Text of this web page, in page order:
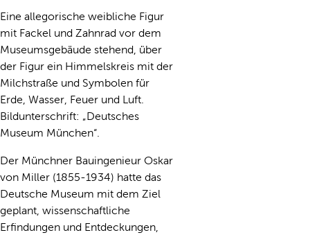
Eine allegorische weibliche Figur
mit Fackel und Zahnrad vor dem
Museumsgebäude stehend, über
der Figur ein Himmelskreis mit der
Milchstraße und Symbolen für
Erde, Wasser, Feuer und Luft.
Bildunterschrift: „Deutsches
Museum München“.
Der Münchner Bauingenieur Oskar
von Miller (1855-1934) hatte das
Deutsche Museum mit dem Ziel
geplant, wissenschaftliche
Erfindungen und Entdeckungen,